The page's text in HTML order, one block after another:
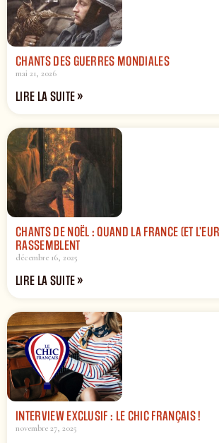
CHANTS DES GUERRES MONDIALES
mai 21, 2026
LIRE LA SUITE »
CHANTS DE NOËL : QUAND LA FRANCE (ET
RASSEMBLENT
décembre 16, 2025
LIRE LA SUITE »
INTERVIEW EXCLUSIF : LE CHIC FRANÇAIS !
novembre 27, 2025